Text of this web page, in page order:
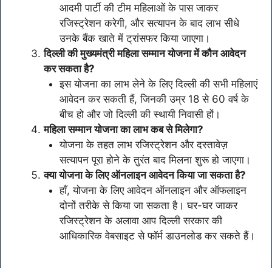
आदमी पार्टी की टीम महिलाओं के पास जाकर
रजिस्ट्रेशन करेगी, और सत्यापन के बाद लाभ सीधे
उनके बैंक खाते में ट्रांसफर किया जाएगा।
दिल्ली की मुख्यमंत्री महिला सम्मान योजना में कौन आवेदन
कर सकता है?
इस योजना का लाभ लेने के लिए दिल्ली की सभी महिलाएं
आवेदन कर सकती हैं, जिनकी उम्र 18 से 60 वर्ष के
बीच हो और जो दिल्ली की स्थायी निवासी हों।
महिला सम्मान योजना का लाभ कब से मिलेगा?
योजना के तहत लाभ रजिस्ट्रेशन और दस्तावेज़
सत्यापन पूरा होने के तुरंत बाद मिलना शुरू हो जाएगा।
क्या योजना के लिए ऑनलाइन आवेदन किया जा सकता है?
हाँ, योजना के लिए आवेदन ऑनलाइन और ऑफलाइन
दोनों तरीके से किया जा सकता है। घर-घर जाकर
रजिस्ट्रेशन के अलावा आप दिल्ली सरकार की
आधिकारिक वेबसाइट से फॉर्म डाउनलोड कर सकते हैं।